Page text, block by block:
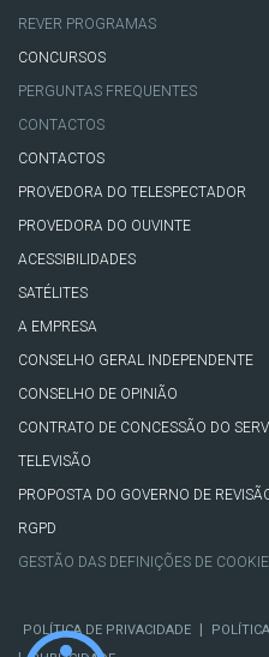
REVER PROGRAMAS
CONCURSOS
PERGUNTAS FREQUENTES
CONTACTOS
CONTACTOS
PROVEDORA DO TELESPECTADOR
PROVEDORA DO OUVINTE
ACESSIBILIDADES
SATÉLITES
A EMPRESA
CONSELHO GERAL INDEPENDENTE
CONSELHO DE OPINIÃO
CONTRATO DE CONCESSÃO DO
TELEVISÃO
PROPOSTA DO GOVERNO DE
RGPD
GESTÃO DAS DEFINIÇÕES DE
POLÍTICA DE PRIVACIDADE